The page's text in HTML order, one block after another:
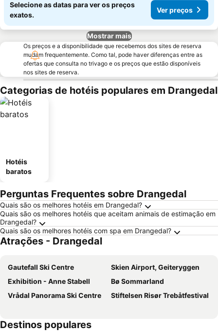
Selecione as datas para ver os preços
exatos.
Ver preços
Mostrar mais
Os preços e a disponibilidade que recebemos dos sites de reserva
mudam frequentemente. Como tal, pode haver diferenças entre as
ofertas que consulta no trivago e os preços que estão disponíveis
nos sites de reserva.
Categorias de hotéis populares em Drangedal
Hotéis
baratos
Perguntas Frequentes sobre Drangedal
Quais são os melhores hotéis em Drangedal?
Quais são os melhores hotéis que aceitam animais de estimação em
Drangedal?
Quais são os melhores hotéis com spa em Drangedal?
Atrações - Drangedal
Gautefall Ski Centre
Skien Airport, Geiteryggen
Exhibition - Anne Stabell
Bø Sommarland
Vrådal Panorama Ski Centre
Stiftelsen Risør Trebåtfestival
Destinos populares